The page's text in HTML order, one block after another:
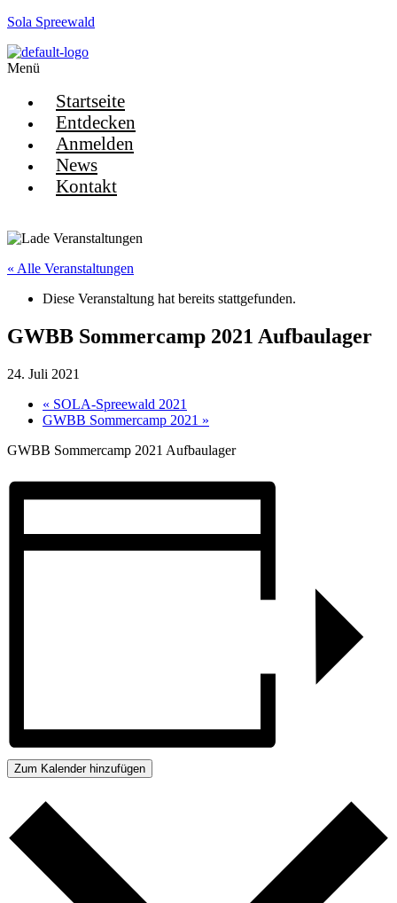
Sola Spreewald
Menü
Startseite
Entdecken
Anmelden
News
Kontakt
« Alle Veranstaltungen
Diese Veranstaltung hat bereits stattgefunden.
GWBB Sommercamp 2021 Aufbaulager
24. Juli 2021
« SOLA-Spreewald 2021
GWBB Sommercamp 2021 »
GWBB Sommercamp 2021 Aufbaulager
Zum Kalender hinzufügen